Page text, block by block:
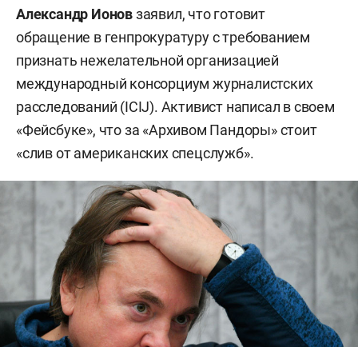
Александр Ионовзаявил, что готовит
обращение в генпрокуратуру с требованием
признать нежелательной организацией
международный консорциум журналистских
расследований (ICIJ). Активист написал в своем
«Фейсбуке», что за «Архивом Пандоры» стоит
«слив от американских спецслужб».